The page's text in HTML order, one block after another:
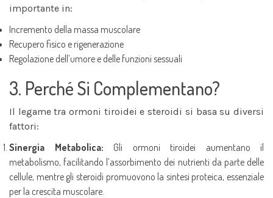
importante in:
Incremento della massa muscolare
Recupero fisico e rigenerazione
Regolazione dell’umore e delle funzioni sessuali
3. Perché Si Complementano?
Il legame tra ormoni tiroidei e steroidi si basa su diversi
fattori:
Sinergia Metabolica: Gli ormoni tiroidei aumentano il
metabolismo, facilitando l’assorbimento dei nutrienti da parte delle
cellule, mentre gli steroidi promuovono la sintesi proteica, essenziale
per la crescita muscolare.